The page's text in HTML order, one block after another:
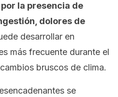
la presencia de
dolores de
desarrollar en
más frecuente durante el
bruscos de clima.
se